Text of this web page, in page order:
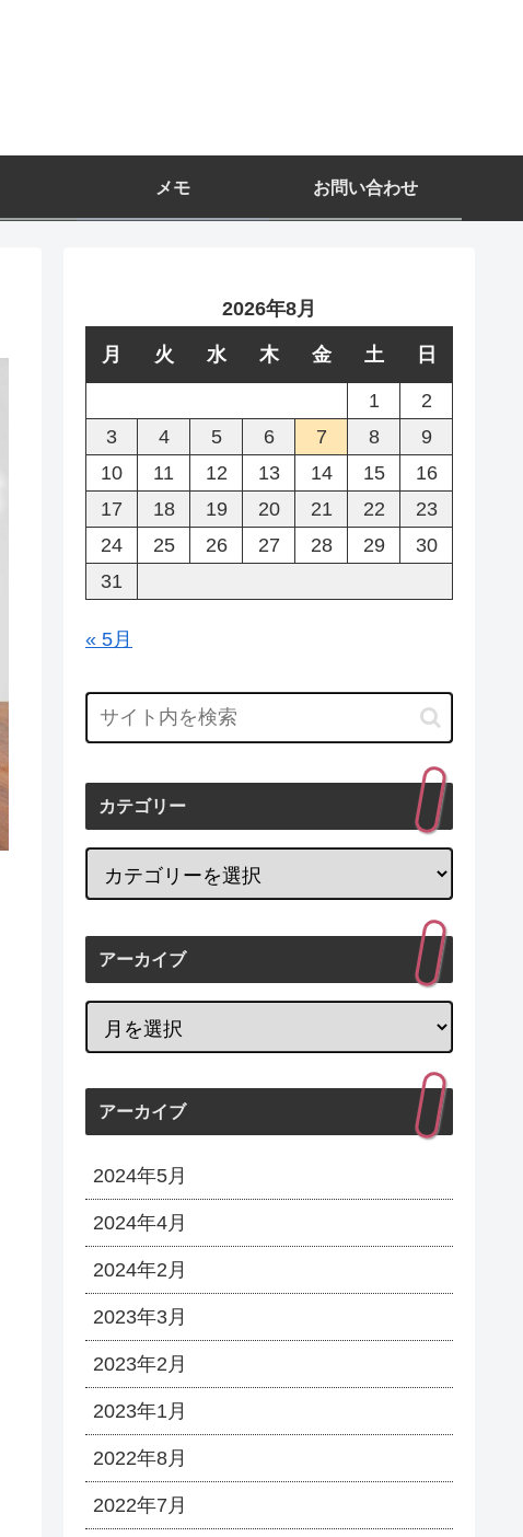
メモ お問い合わせ
2026年8月
月 火 水 木 金 土 日
1
2
3
4 5 6 7 8
9
10
11 12 13 14 15
16
17
18 19 20 21 22
23
24
25 26 27 28 29
30
31
« 5月
カテゴリー
アーカイブ
アーカイブ
2024年5月
2024年4月
2024年2月
2023年3月
2023年2月
2023年1月
2022年8月
2022年7月